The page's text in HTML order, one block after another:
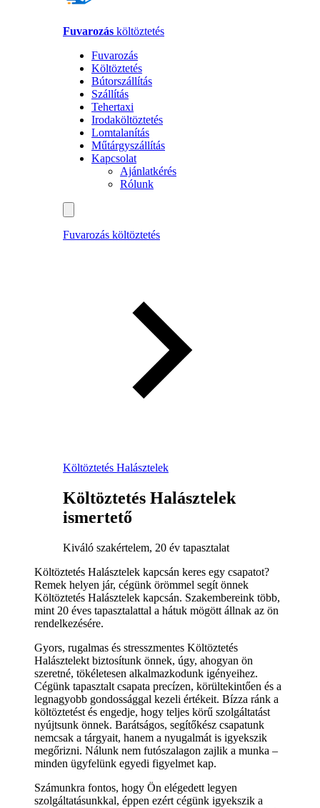
Fuvarozás költöztetés
Fuvarozás
Költöztetés
Bútorszállítás
Szállítás
Tehertaxi
Irodaköltöztetés
Lomtalanítás
Műtárgyszállítás
Kapcsolat
Ajánlatkérés
Rólunk
Fuvarozás költöztetés
Költöztetés Halásztelek
Költöztetés Halásztelek
ismertető
Kiváló szakértelem, 20 év tapasztalat
Költöztetés Halásztelek kapcsán keres egy csapatot?
Remek helyen jár, cégünk örömmel segít önnek
Költöztetés Halásztelek kapcsán. Szakembereink több,
mint 20 éves tapasztalattal a hátuk mögött állnak az ön
rendelkezésére.
Gyors, rugalmas és stresszmentes Költöztetés
Halásztelekt biztosítunk önnek, úgy, ahogyan ön
szeretné, tökéletesen alkalmazkodunk igényeihez.
Cégünk tapasztalt csapata precízen, körültekintően és a
legnagyobb gondossággal kezeli értékeit. Bízza ránk a
költöztetést és engedje, hogy teljes körű szolgáltatást
nyújtsunk önnek. Barátságos, segítőkész csapatunk
nemcsak a tárgyait, hanem a nyugalmát is igyekszik
megőrizni. Nálunk nem futószalagon zajlik a munka –
minden ügyfelünk egyedi figyelmet kap.
Számunkra fontos, hogy Ön elégedett legyen
szolgáltatásunkkal, éppen ezért cégünk igyekszik a